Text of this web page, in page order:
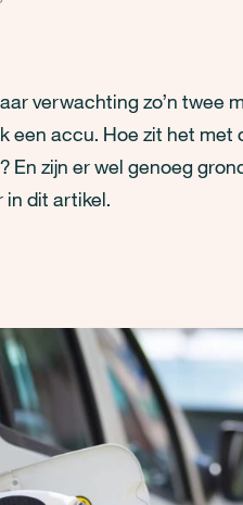
verwachting zo’n twee
een accu. Hoe zit het
En zijn er wel genoeg
in dit artikel.